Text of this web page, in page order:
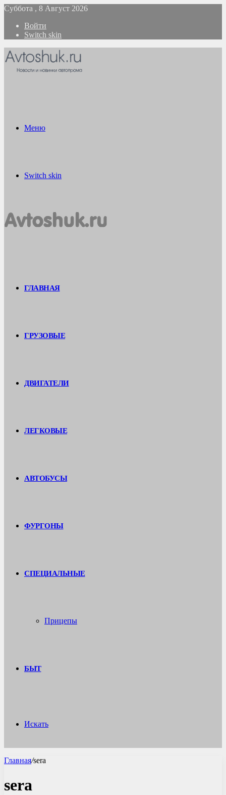
Суббота , 8 Август 2026
Войти
Switch skin
Меню
Switch skin
ГЛАВНАЯ
ГРУЗОВЫЕ
ДВИГАТЕЛИ
ЛЕГКОВЫЕ
АВТОБУСЫ
ФУРГОНЫ
СПЕЦИАЛЬНЫЕ
Прицепы
БЫТ
Искать
Главная/sera
sera